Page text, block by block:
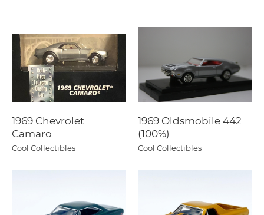
1969 Chevrolet
Camaro
Cool Collectibles
1969 Oldsmobile 442
(100%)
Cool Collectibles